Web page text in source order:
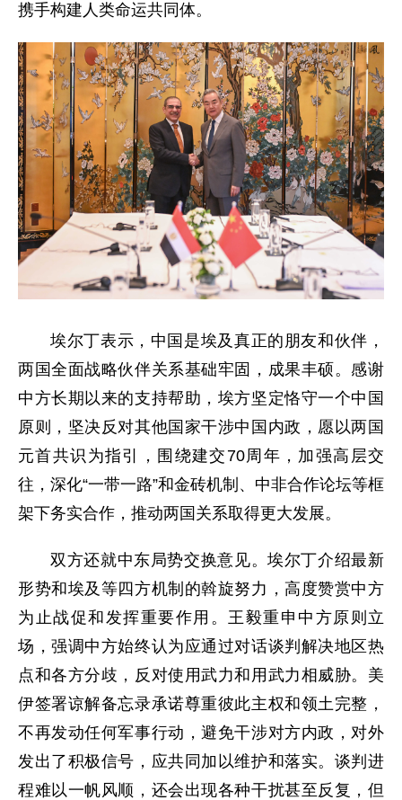
携手构建人类命运共同体。
埃尔丁表示，中国是埃及真正的朋友和伙伴，
两国全面战略伙伴关系基础牢固，成果丰硕。感谢
中方长期以来的支持帮助，埃方坚定恪守一个中国
原则，坚决反对其他国家干涉中国内政，愿以两国
元首共识为指引，围绕建交70周年，加强高层交
往，深化“一带一路”和金砖机制、中非合作论坛等框
架下务实合作，推动两国关系取得更大发展。
双方还就中东局势交换意见。埃尔丁介绍最新
形势和埃及等四方机制的斡旋努力，高度赞赏中方
为止战促和发挥重要作用。王毅重申中方原则立
场，强调中方始终认为应通过对话谈判解决地区热
点和各方分歧，反对使用武力和用武力相威胁。美
伊签署谅解备忘录承诺尊重彼此主权和领土完整，
不再发动任何军事行动，避免干涉对方内政，对外
发出了积极信号，应共同加以维护和落实。谈判进
程难以一帆风顺，还会出现各种干扰甚至反复，但